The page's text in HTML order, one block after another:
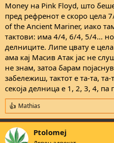
Money на Pink Floyd, што
пред рефренот е скоро цела
of the Ancient Mariner, иако
тактови: има 4/4, 6/4, 5/4...
делниците. Липе цвату е
ама кај Масив Атак јас не
не знам, затоа барам
забележиш, тактот е та-та, та-
секоја делница е 1, 2, 3, 4, па
R
e
a
c
t
Mathias
Ptolomej